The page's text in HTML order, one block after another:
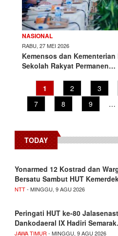
NASIONAL
RABU, 27 MEI 2026
Kemensos dan Kementerian
Sekolah Rakyat Permanen…
PaginationCurrent
page
1 Page
2 Page
3
Page
7 Page
8 Page
9 …
TODAY
Yonarmed 12 Kostrad dan
Bersatu Sambut HUT
NTT- MINGGU, 9 AGU 2026
Peringati HUT ke-80
Dankodaeral IX Hadiri
JAWA TIMUR - MINGGU, 9 AGU 2026